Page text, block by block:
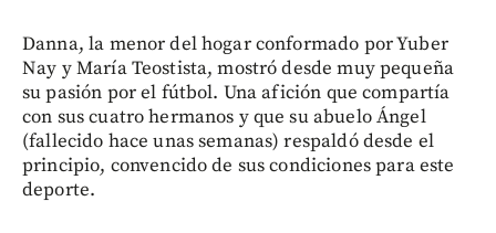
Danna, la menor del hogar conformado por Yuber
Nay y María Teostista, mostró desde muy pequeña
su pasión por el fútbol. Una afición que compartía
con sus cuatro hermanos y que su abuelo Ángel
(fallecido hace unas semanas) respaldó desde el
principio, convencido de sus condiciones para este
deporte.